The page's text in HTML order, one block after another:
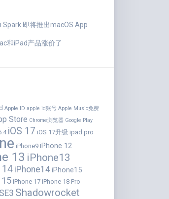
Spark 即将推出macOS App
和iPad产品涨价了
Apple ID apple id账号 Apple Music免费
Store Chrome浏览器 Google Play
iOS 17 iOS 17升级 ipad pro
iPhone9 iPhone 12
13 iPhone13
14 iPhone14iPhone15
iPhone 17 iPhone 18 Pro
Shadowrocket